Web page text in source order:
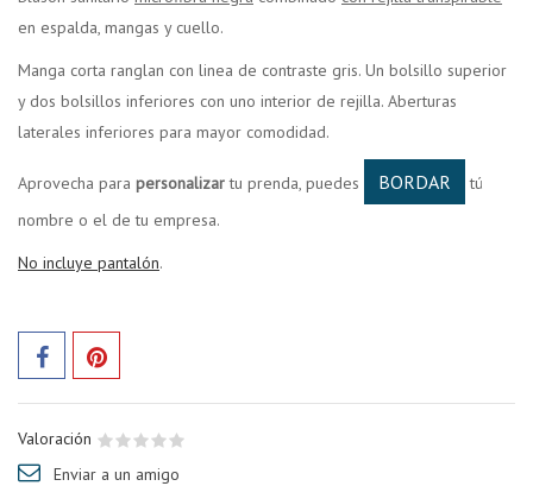
en espalda, mangas y cuello.
Manga corta ranglan con linea de contraste gris. Un bolsillo superior
y dos bolsillos inferiores con uno interior de rejilla. Aberturas
laterales inferiores para mayor comodidad.
Aprovecha para personalizartu prenda, puedes BORDAR
tú
nombre o el de tu empresa.
No incluye pantalón.
Valoración
Enviar a un amigo